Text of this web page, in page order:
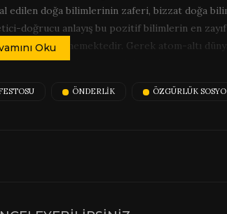
edilen doğa bilimlerinin zaferi, bizzat doğa
doğrucu anlayış bu pozitif bilimlerin en zayıf
tespit edilememektedir. Gerek atom-altı
Zira insan bilinci de bu sürecin
izah etme iddiasından öteye gitmemektedir.
edilmesi, sanıldığının aksine
Oku
ÖNDERLIK ÖZGÜRLÜK